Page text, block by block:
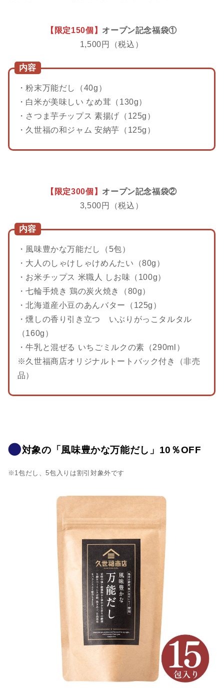
【限定150個】 オープン記念福袋①
1,500円（税込）
内容
・粉末万能だし（40g）
・白米が美味しい なめ茸（130g）
・さつま芋チップス 素揚げ（125g）
・久世福の和ジャム 安納芋（125g）
【限定300個】 オープン記念福袋②
3,500円（税込）
内容
・風味豊かな万能だし（5包）
・大人のしゃけしゃけめんたい（80g）
・お米チップス 米職人 しお味（100g）
・七輪手焼き 鶏の炭火焼き（80g）
・北海道産小豆のあんバター（125g）
・燻しの香り引き立つ いぶりがっこタルタル
（160g）
・牛乳と混ぜる いちごミルクの素（290ml）
※久世福商店オリジナルトートバック付き（非売
品）
対象の「風味豊かな万能だし」10％OFF
※1包だし、5包入りは割引対象外です